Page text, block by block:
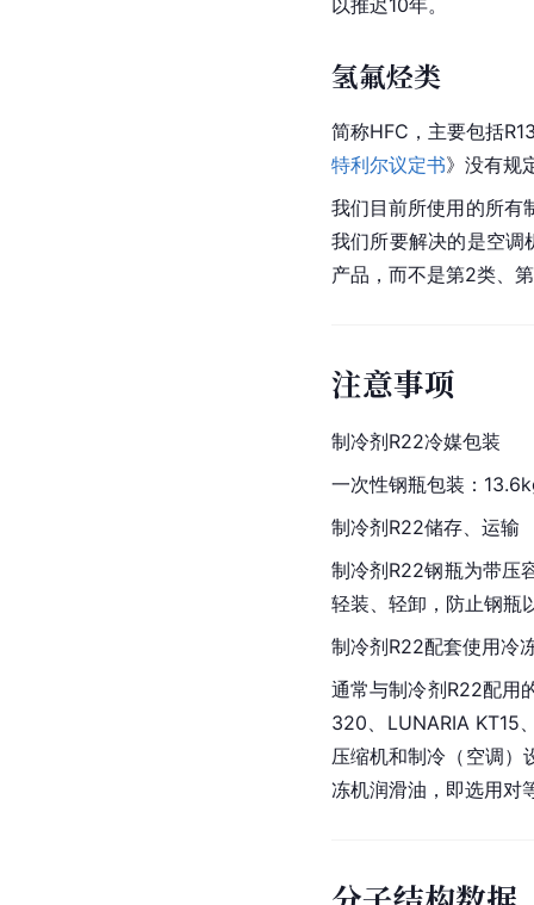
以推迟10年。
氢氟烃类
简称HFC，主要包括
特利尔议定书》没有规
我们目前所使用的所有
我们所要解决的是空调
产品，而不是第2类、
注意事项
制冷剂R22冷媒包装
一次性钢瓶包装：
制冷剂R22储存、运输
制冷剂R22钢瓶为带压
轻装、轻卸，防止钢瓶
制冷剂R22配套使用冷
通常与制冷剂R22配用
320、LUNARIA KT15
压缩机和制冷（空调）
冻机润滑油，即选用对